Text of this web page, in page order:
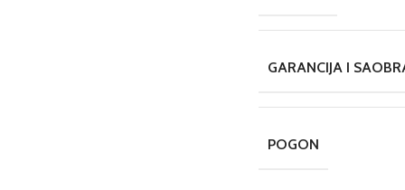
GARANCIJA I
POGON